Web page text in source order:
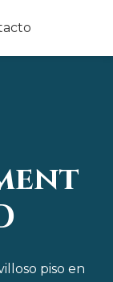
piso en